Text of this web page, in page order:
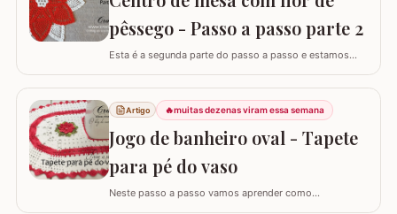
pêssego - Passo a passo parte 2
Esta é a segunda parte do passo a passo e estamos
Se está procurando o início do trabalho visite o link
abaixo onde também temos a lista completa de
materiais. Centro de mesa com flor de pêssego - Parte 1
Tamanho do trabalho pronto: 60 cm de…
Artigo 🔥muitas dezenas viram essa semana
Jogo de banheiro oval - Tapete
para pé do vaso
Neste passo a passo vamos aprender como